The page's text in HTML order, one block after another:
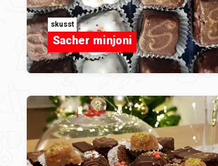
skusst
Sacher minjoni